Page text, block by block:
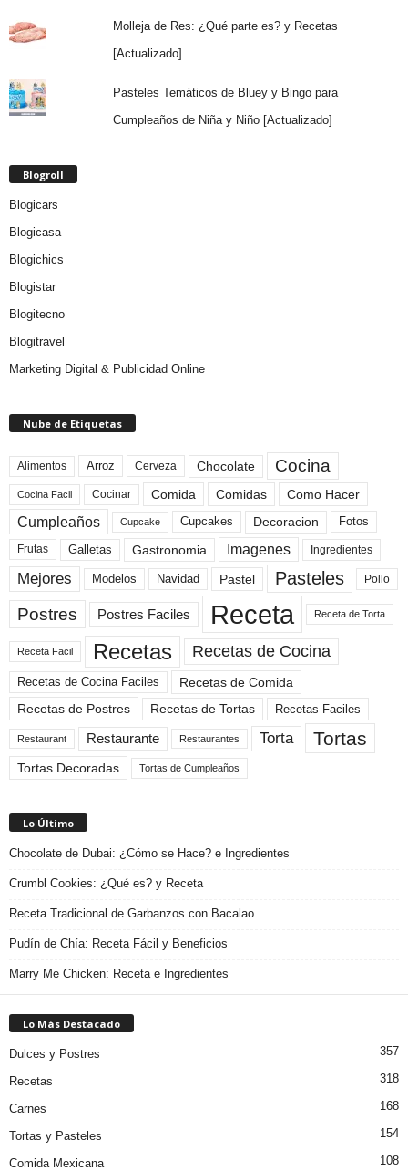
Molleja de Res: ¿Qué parte es? y Recetas
[Actualizado]
Pasteles Temáticos de Bluey y Bingo para
Cumpleaños de Niña y Niño [Actualizado]
Blogroll
Blogicars
Blogicasa
Blogichics
Blogistar
Blogitecno
Blogitravel
Marketing Digital & Publicidad Online
Nube de Etiquetas
Alimentos Arroz Cerveza Chocolate Cocina
Cocina Facil Cocinar Comida Comidas Como Hacer
Cumpleaños Cupcake Cupcakes Decoracion Fotos
Frutas Galletas Gastronomia Imagenes Ingredientes
Mejores Modelos Navidad Pastel Pasteles Pollo
Postres Postres Faciles Receta Receta de Torta
Receta Facil Recetas Recetas de Cocina
Recetas de Cocina Faciles
Recetas de Comida
Recetas de Postres
Recetas de Tortas Recetas Faciles
Restaurant Restaurante Restaurantes Torta Tortas
Tortas Decoradas Tortas de Cumpleaños
Lo Último
Chocolate de Dubai: ¿Cómo se Hace? e Ingredientes
Crumbl Cookies: ¿Qué es? y Receta
Receta Tradicional de Garbanzos con Bacalao
Pudín de Chía: Receta Fácil y Beneficios
Marry Me Chicken: Receta e Ingredientes
Lo Más Destacado
Dulces y Postres 357
Recetas 318
Carnes 168
Tortas y Pasteles 154
Comida Mexicana 108